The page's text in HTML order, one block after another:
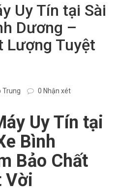
Uy Tín tại Sài
Dương –
Lượng Tuyệt
Trung 0 Nhận xét
Uy Tín tại
Bình
Bảo Chất
Vời